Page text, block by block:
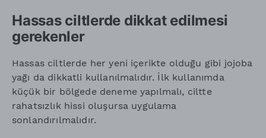
Hassas ciltlerde dikkat edilmesi
gerekenler
Hassas ciltlerde her yeni içerikte olduğu gibi jojoba
yağı da dikkatli kullanılmalıdır. İlk kullanımda
küçük bir bölgede deneme yapılmalı, ciltte
rahatsızlık hissi oluşursa uygulama
sonlandırılmalıdır.